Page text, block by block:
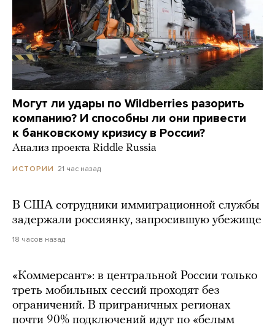
Могут ли удары по Wildberries разорить
компанию? И способны ли они привести
к банковскому кризису в России?
Анализ проекта Riddle Russia
ИСТОРИИ 21 час назад
В США сотрудники иммиграционной службы
задержали россиянку, запросившую убежище
18 часов назад
«Коммерсант»: в центральной России только
треть мобильных сессий проходят без
ограничений. В приграничных регионах
почти 90% подключений идут по «белым